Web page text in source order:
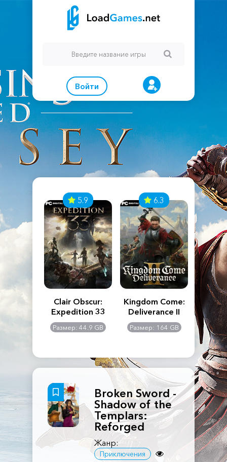
Войти
Creed
5.9
Clair Obscur:
Expedition 33
Размер: 44.9 GB
6.3
Kingdom Come:
Deliverance II
Размер: 164 GB
The
Broken Sword -
Shadow of the
Templars:
Reforged
Жанр:
Приключения